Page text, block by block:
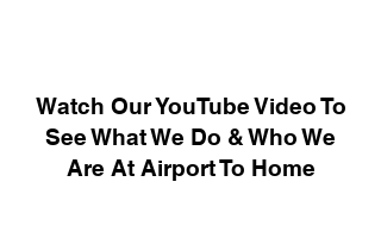
Watch Our YouTube Video To
See What We Do & Who We
Are At Airport To Home